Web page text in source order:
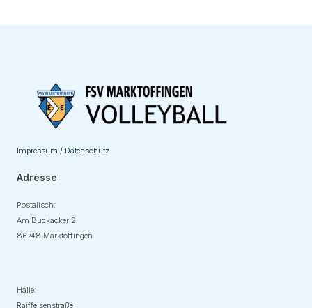
Impressum / Datenschutz
Adresse
Postalisch:
Am Buckacker 2
86748 Marktoffingen
Halle:
Raiffeisenstraße